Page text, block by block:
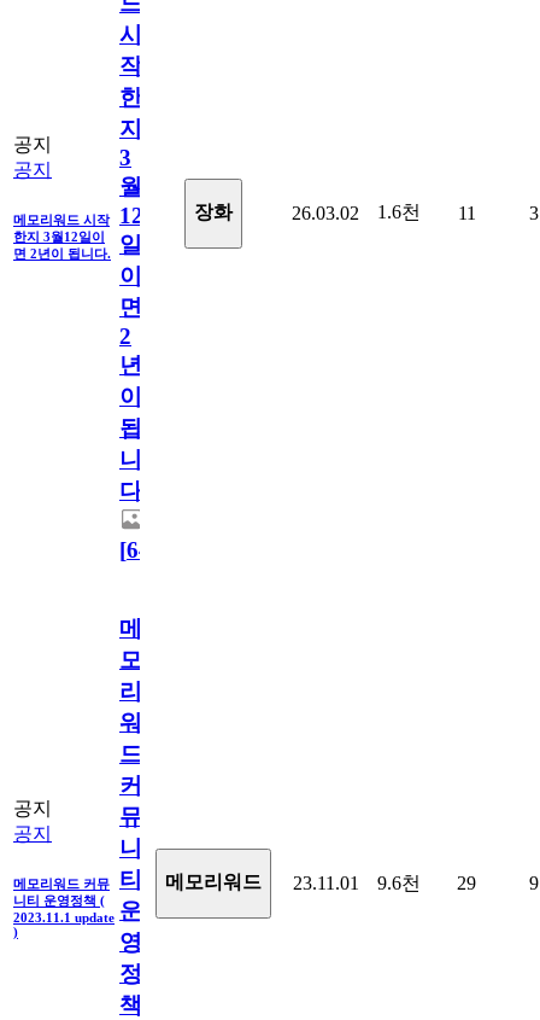
공지
공지
메모리워드 시작
한지 3월12일이
면 2년이 됩니다.
시
작
한
지
3
월
12
일
이
면
2
년
이
됩
니
다.
[64
장화 26.03.02 1.6천 11 3
공지
공지
메모리워드 커뮤
니티 운영정책 (
2023.11.1 update
)
메
모
리
워
드
커
뮤
니
티
운
영
정
책
메모리워드 23.11.01 9.6천 29 9